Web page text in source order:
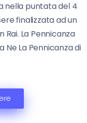
nella puntata del 4
finalizzata ad un
La Pennicanza
La Pennicanza di